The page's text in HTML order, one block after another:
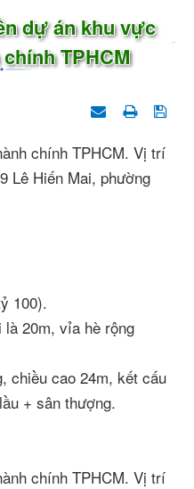
dự án khu vực
TPHCM
chính TPHCM. Vị trí
Lê Hiến Mai, phường
100).
20m, vỉa hè rộng
chiều cao 24m, kết cấu
+ sân thượng.
chính TPHCM. Vị trí